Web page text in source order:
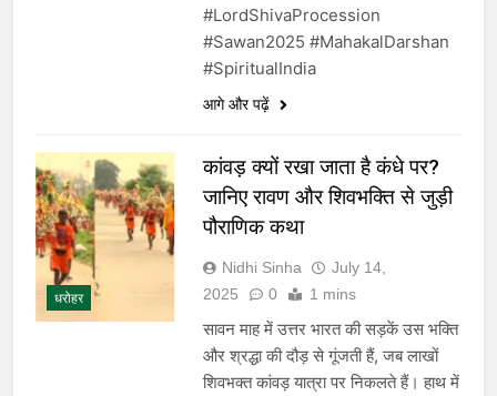
#LordShivaProcession
#Sawan2025 #MahakalDarshan
#SpiritualIndia
आगे और पढ़ें
धरोहर
कांवड़ क्यों रखा जाता है कंधे पर?
जानिए रावण और शिवभक्ति से जुड़ी
पौराणिक कथा
Nidhi Sinha
July 14,
2025
0 1 mins
सावन माह में उत्तर भारत की सड़कें उस भक्ति
और श्रद्धा की दौड़ से गूंजती हैं, जब लाखों
शिवभक्त कांवड़ यात्रा पर निकलते हैं। हाथ में